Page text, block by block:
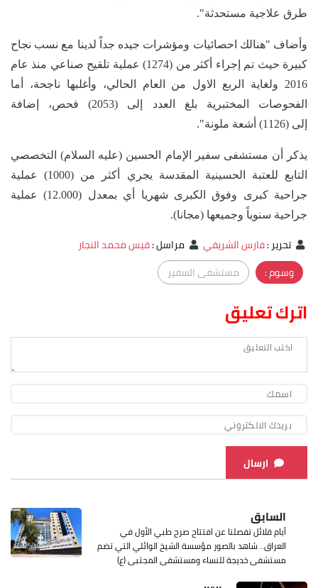
طرق علاجية مستحدثة".
وأضاف "هنالك احصائيات ومؤشرات جيده جداً لدينا مع نسب نجاح
كبيرة حيث تم إجراء أكثر من (1274) عملية تلقيح صناعي منذ عام
2016 ولغاية الربع الاول من العام الحالي، وأغلبها ناجحة، أما
الفحوصات المختبرية بلغ العدد إلى (2053) فحص، إضافة
إلى (1126) أشعة ملونة".
يذكر أن مستشفى سفير الإمام الحسين (عليه السلام) التخصصي
التابع للعتبة الحسينية المقدسة يجري أكثر من (1000) عملية
جراحية كبرى وفوق الكبرى شهريا أي بمعدل (12.000) عملية
جراحية سنوياً وجميعها (مجانا).
تحرير:فارس الشريفي مراسل:قيس محمد النجار
وسوم :
مستشفى السفير
اترك تعليق
ارسال
السابق
أيام قلائل تفصلنا عن افتتاح صرح طبي الأول في
العراق.. شاهد بالصور مؤسسة الشيخ الوائلي التي تضم
مستشفى خديجة للنساء ومستشفى المجتبى (ع)